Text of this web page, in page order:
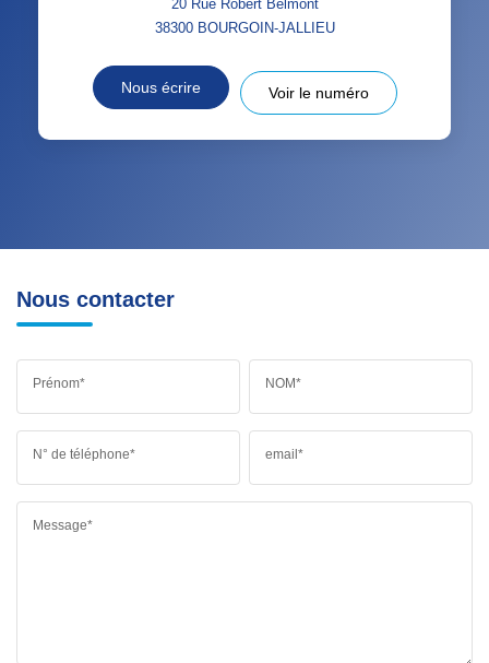
20 Rue Robert Belmont
38300 BOURGOIN-JALLIEU
Nous écrire Voir le numéro
Nous contacter
Prénom* NOM*
N° de téléphone* email*
Message*